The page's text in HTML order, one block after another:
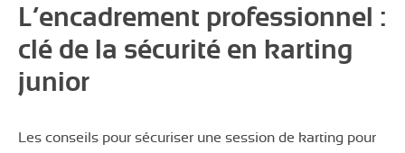
L’encadrement professionnel :
clé de la sécurité en karting
junior
Les conseils pour sécuriser une session de karting pour